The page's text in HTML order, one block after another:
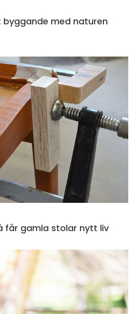
byggande med naturen
stol så får gamla stolar nytt liv